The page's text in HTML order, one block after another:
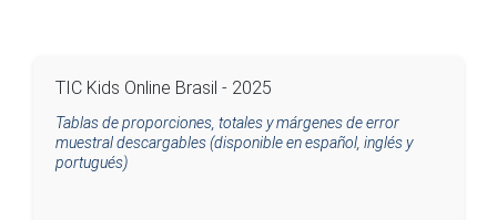
TIC Kids Online Brasil - 2025
Tablas de proporciones, totales y márgenes de error
muestral descargables (disponible en español, inglés y
portugués)